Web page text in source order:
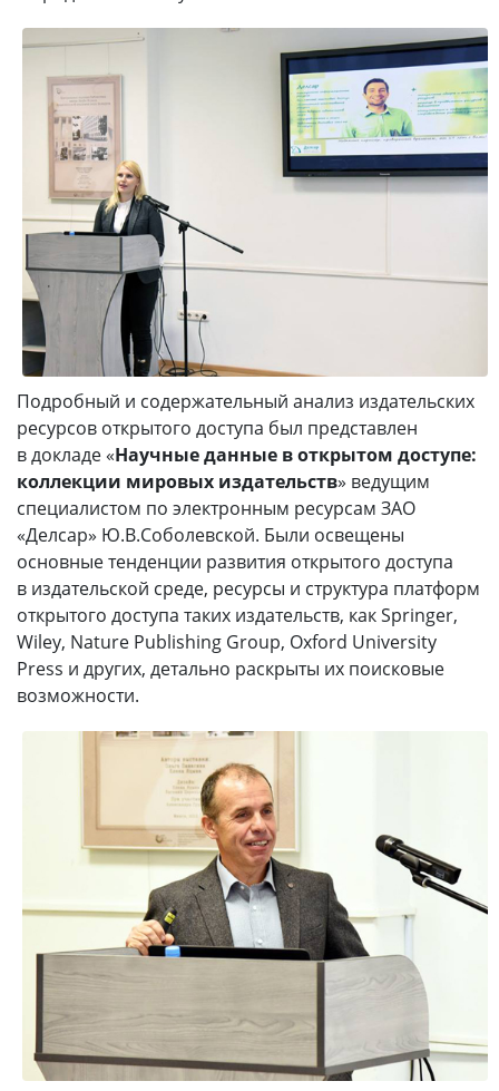
Подробный и содержательный анализ издательских
ресурсов открытого доступа был представлен
в докладе «Научные данные в открытом доступе:
коллекции мировых издательств» ведущим
специалистом по электронным ресурсам ЗАО
«Делсар» Ю.В.Соболевской. Были освещены
основные тенденции развития открытого доступа
в издательской среде, ресурсы и структура платформ
открытого доступа таких издательств, как Springer,
Wiley, Nature Publishing Group, Oxford University
Press и других, детально раскрыты их поисковые
возможности.